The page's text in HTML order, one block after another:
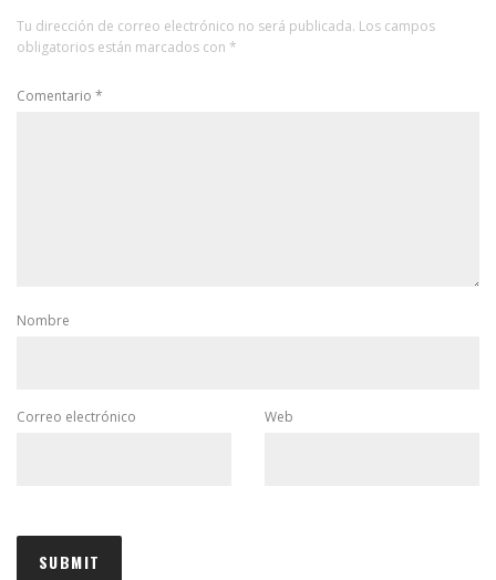
Tu dirección de correo electrónico no será publicada. Los campos
obligatorios están marcados con *
Comentario *
Nombre
Correo electrónico Web